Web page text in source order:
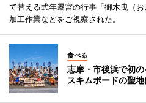
て替える式年遷宮の行事「御木曳（
加工作業などをご視察された。
食べる
志摩・市後浜で初
スキムボードの聖地